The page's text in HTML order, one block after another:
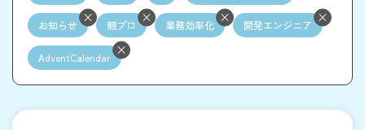
お知らせ 競プロ 業務効率化 開発エンジニア
AdventCalendar